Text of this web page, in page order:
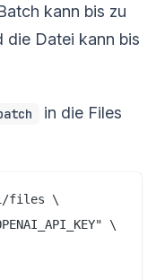
kann bis zu
die Datei kann bis
in die Files
files \
\